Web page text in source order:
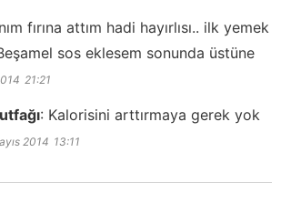
fırına attım hadi hayırlısı.. ilk yemek
Beşamel sos eklesem sonunda üstüne
21:21
: Kalorisini arttırmaya gerek yok
2014 13:11